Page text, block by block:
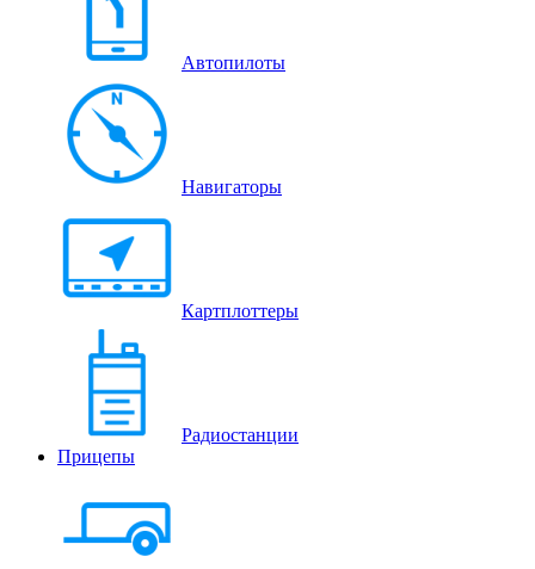
Автопилоты
Навигаторы
Картплоттеры
Радиостанции
Прицепы